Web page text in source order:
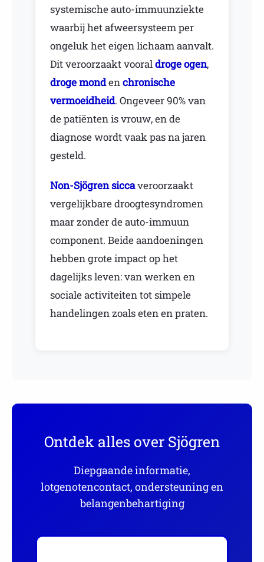
systemische auto-immuunziekte
waarbij het afweersysteem per
ongeluk het eigen lichaam aanvalt.
Dit veroorzaakt vooraldroge ogen,
droge mondenchronische
vermoeidheid. Ongeveer 90% van
de patiënten is vrouw, en de
diagnose wordt vaak pas na jaren
gesteld.
Non-Sjögren siccaveroorzaakt
vergelijkbare droogtesyndromen
maar zonder de auto-immuun
component. Beide aandoeningen
hebben grote impact op het
dagelijks leven: van werken en
sociale activiteiten tot simpele
handelingen zoals eten en praten.
Ontdek alles over Sjögren
Diepgaande informatie,
lotgenotencontact, ondersteuning en
belangenbehartiging